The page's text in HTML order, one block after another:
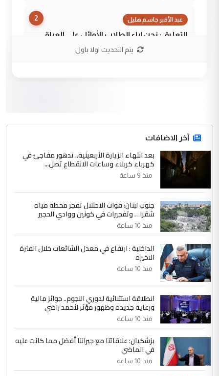
2 عبد الأمير جاسم هليل
التعليق : نحن اباء الطلاب الأوائل على العراق
نتشرف بلقاء السيد احمد الصافي في العتبات
التعليق : قرار مستعجل جدا ولامصلحة فيه
للوزاره ولا للمواطن القرار الصائب يكون بعد
الاستماع للمدير ومغرفة ...
الموضوع :
وزير الصحة يعفي مدير مستشفى الكرخ
العام في بغداد
4 سردار
التعليق : واحد من عصابة علي ماما يسقط
جنسية الرافد الثالث للعراق ومن اصول عريقة
الموضوع :
الجواهري يرد على صدام حسين سل
مضجعيك يابن الزنا (نص كامل)
5 سردار
التعليق : واحد من عصابة علي ماما يسقط
جنسية الرافد الثالث للعراق ومن اصول عريقة
الموضوع :
الجواهري يرد على صدام حسين سل
مضجعيك يابن الزنا (نص كامل)
يتم التحديث اولا باول
آخر الاضافات
بعد انتهاء الزيارة الأربعينية.. تدهور مفاجئ في
كهرباء كربلاء وساعات الانقطاع تصل...
منذ 9 ساعة
جنوب لبنان: قوات الاحتلال تفجر محطة مياه
شقرا… وتفجيرات في كونين ووادي الحجير
منذ 10 ساعة
الداخلية : ارتفاع في معدل الشائعات خلال الفترة
الاخيرة
منذ 10 ساعة
انطلاقة استثنائية لدوري النجوم.. جوائز مالية
ورعاية جديدة وظهور مؤثر لأحمد راضي
منذ 10 ساعة
بزشكيان: علاقاتنا مع جيراننا أفضل مما كانت عليه
في الماضي
منذ 10 ساعة